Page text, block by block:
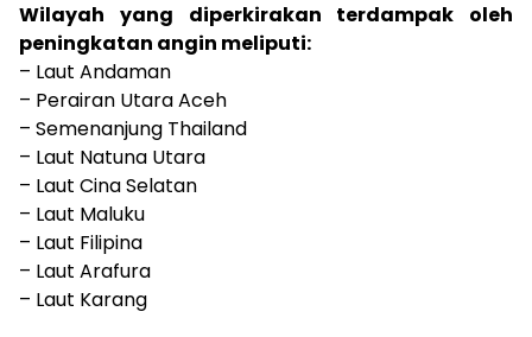
Wilayah yang diperkirakan terdampak oleh
peningkatan angin meliputi:
– Laut Andaman
– Perairan Utara Aceh
– Semenanjung Thailand
– Laut Natuna Utara
– Laut Cina Selatan
– Laut Maluku
– Laut Filipina
– Laut Arafura
– Laut Karang